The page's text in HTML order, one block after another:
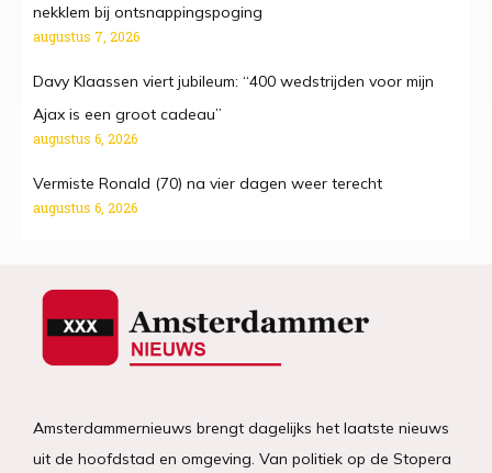
nekklem bij ontsnappingspoging
augustus 7, 2026
Davy Klaassen viert jubileum: “400 wedstrijden voor mijn
Ajax is een groot cadeau”
augustus 6, 2026
Vermiste Ronald (70) na vier dagen weer terecht
augustus 6, 2026
Amsterdammernieuws brengt dagelijks het laatste nieuws
uit de hoofdstad en omgeving. Van politiek op de Stopera